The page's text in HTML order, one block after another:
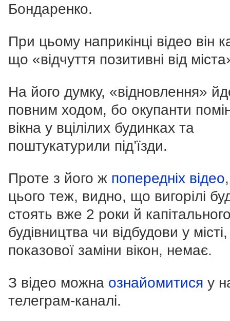
Бондаренко.
При цьому наприкінці відео він
що «відчуття позитивні від
На його думку, «відновлення»
повним ходом, бо окупанти
вікна у вцілілих будинках та
поштукатурили під’їзди.
Проте з його ж попередніх відео
цього теж, видно, що вигорілі
стоять вже 2 роки й
будівництва чи відбудови у
показової заміни вікон, немає.
З відео можна ознайомитися у
телеграм-каналі.